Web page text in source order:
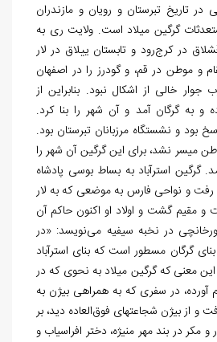
در تاریخ تبرستان و رویان و مازندران
گرگین میلاد است. ولایت ری به
در کرجرود و تابستان ییلاق در لار
و موطن در قم، و گودرز را در اصفهان
خالی از اشکال نبود. بنابراین از
و به گرگان آمد و آن شهر را بنا کرد.
و نشستگاه مرزبانان تبرستان بود.
میسر نشد، برای این گرگین آن شهر را
گرگین استرآباد به بساط بوسی پادشاه
و نواحی فارس به موضعی که به لار
و مقیم گشت و اولاد او اکنون حاکم آن
در نخبه سیفیه مینویسد: «در
گرگان مسطور است که بنای استرآباد
این معنی که گرگین میلاد به نحوی که در
آورده، در سفری که به همراهی بیژن به
و از بیژن شجاعت‏های فوقالعاده دید، بر
و مکر در بند مهر منیژه، دختر افراسیاب و